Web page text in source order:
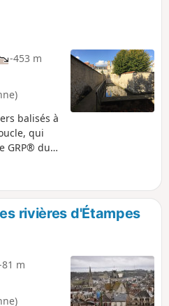
-453 m
balisés à
qui
GRP® du
Louette et
le plateau
sur la
par le
agréable
non moins
d'habitude
rivières d'Étampes
m